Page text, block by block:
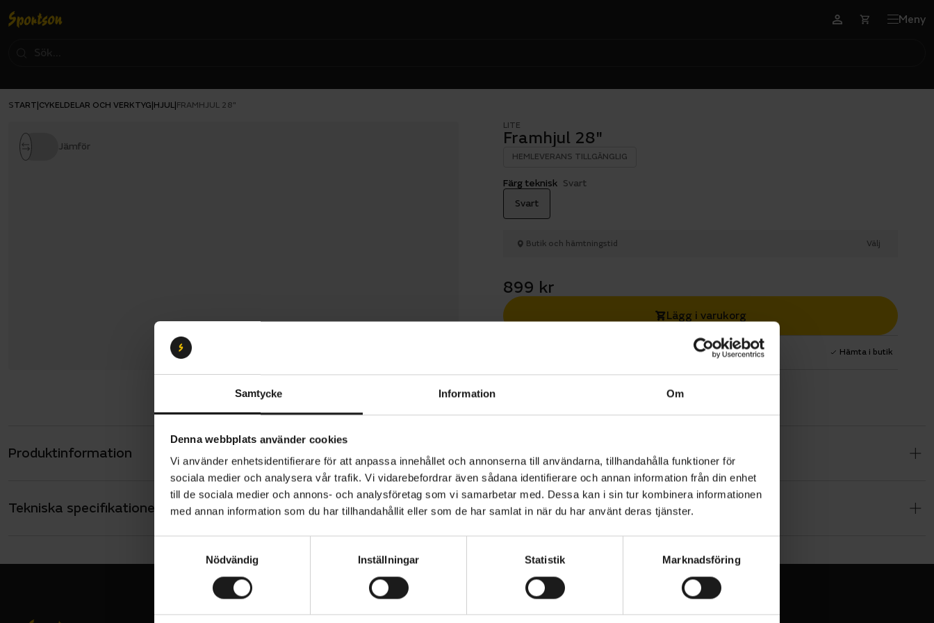
Samtycke Information Om
Denna webbplats använder cookies
Vi använder enhetsidentifierare för att anpassa innehållet och annonserna till användarna, tillhandahålla funktioner för
sociala medier och analysera vår trafik. Vi vidarebefordrar även sådana identifierare och annan information från din enhet
till de sociala medier och annons- och analysföretag som vi samarbetar med. Dessa kan i sin tur kombinera informationen
med annan information som du har tillhandahållit eller som de har samlat in när du har använt deras tjänster.
Nödvändig Inställningar Statistik Marknadsföring
Meny
START CYKELDELAR OCH VERKTYG HJUL FRAMHJUL 28"
Jämför
LITE
Framhjul 28"
HEMLEVERANS TILLGÄNGLIG
Färg teknisk Svart
Svart
Butik och hämtningstid Välj
899 kr
Lägg i varukorg
1 års fri service Hämta i butik
Produktinformation Framhjul 28".
ETRTO 622-18, 36 hål
Tekniska specifikationer Allmänt
HJULSTORLEK